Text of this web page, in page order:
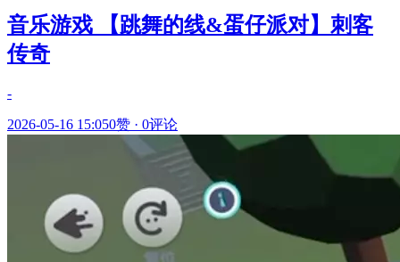
音乐游戏 【跳舞的线&蛋仔派对】刺客
传奇
-
2026-05-16 15:050赞 · 0评论